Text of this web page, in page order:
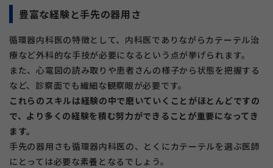
豊富な経験と手先の器用さ
循環器内科医の特徴として、内科医でありながらカテーテル治
療など外科的な手技が必要になるという点が挙げられます。
また、心電図の読み取りや患者さんの様子から状態を把握する
など、診察面でも繊細な観察眼が必要です。
これらのスキルは経験の中で磨いていくことがほとんどですの
で、より多くの経験を積む努力ができることが重要になってき
ます。
手先の器用さも循環器内科医の、とくにカテーテルを選ぶ医師
にとっては必要な素養となるでしょう。